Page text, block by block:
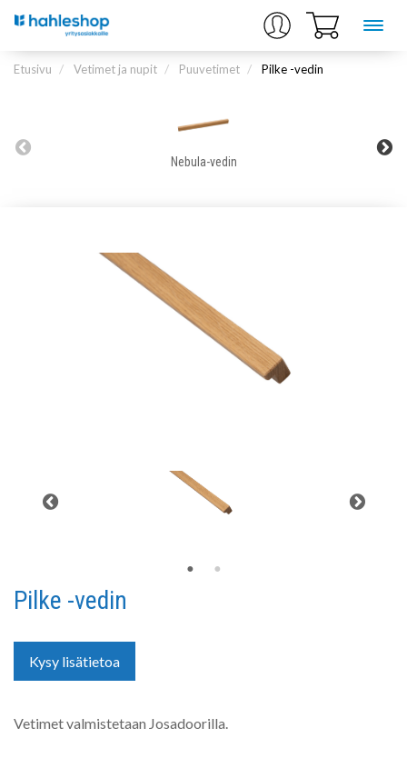
Etusivu Vetimet ja nupit Puuvetimet Pilke -vedin
Nebula-vedin
Pilke -vedin
Kysy lisätietoa
Vetimet valmistetaan Josadoorilla.